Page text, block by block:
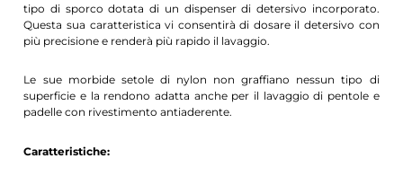
tipo di sporco dotata di un dispenser di detersivo incorporato.
Questa sua caratteristica vi consentirà di dosare il detersivo con
più precisione e renderà più rapido il lavaggio.
Le sue morbide setole di nylon non graffiano nessun tipo di
superficie e la rendono adatta anche per il lavaggio di pentole e
padelle con rivestimento antiaderente.
Caratteristiche: